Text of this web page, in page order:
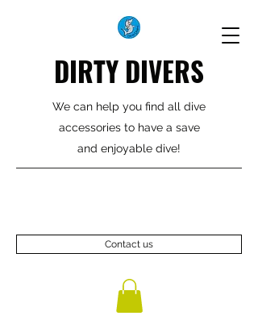
DIRTY DIVERS
We can help you find all dive
accessories to have a save
and enjoyable dive!
Contact us